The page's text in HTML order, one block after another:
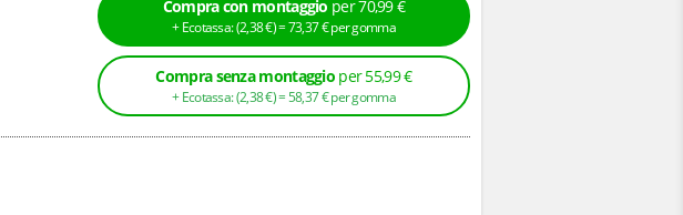
Compra con montaggio per 70,99 €
+ Ecotassa: (2,38€ ) =73,37€per gomma
Compra senza montaggio per 55,99 €
+ Ecotassa: (2,38€ ) =58,37€per gomma